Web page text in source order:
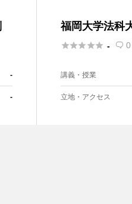
-
-
福岡大学法科
 -  0
講義・授業
立地・アクセス